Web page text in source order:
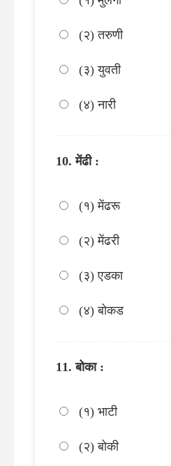
(२) तरुणी
(३) युवती
(४) नारी
मेंढी :
(१) मेंढरू
(२) मेंढरी
(३) एडका
(४) बोकड
बोका :
(१) भाटी
(२) बोकी